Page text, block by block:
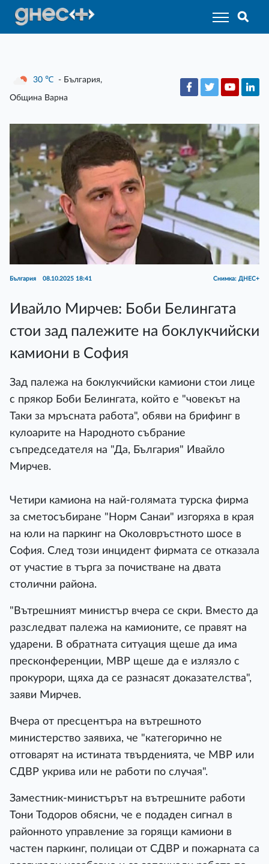
30 ℃ - България,
Община Варна
България 08.10.2025 18:41 Снимка: ДНЕС+
Ивайло Мирчев: Боби Белингата
стои зад палежите на боклукчийски
камиони в София
Зад палежа на боклукчийски камиони стои лице
с прякор Боби Белингата, който е "човекът на
Таки за мръсната работа", обяви на брифинг в
кулоарите на Народното събрание
съпредседателя на "Да, България" Ивайло
Мирчев.
Четири камиона на най-голямата турска фирма
за сметосъбиране "Норм Санаи" изгоряха в края
на юли на паркинг на Околовръстното шосе в
София. След този инцидент фирмата се отказала
от участие в търга за почистване на двата
столични района.
"Вътрешният министър вчера се скри. Вместо да
разследват палежа на камионите, се правят на
ударени. В обратната ситуация щеше да има
пресконференции, МВР щеше да е излязло с
прокурори, щяха да се разнасят доказателства",
заяви Мирчев.
Вчера от пресцентъра на вътрешното
министерство заявиха, че "категорично не
отговарят на истината твърденията, че МВР или
СДВР укрива или не работи по случая".
Заместник-министърът на вътрешните работи
Тони Тодоров обясни, че е подаден сигнал в
районното управление за горящи камиони в
частен паркинг, полицаи от СДВР и пожарната са